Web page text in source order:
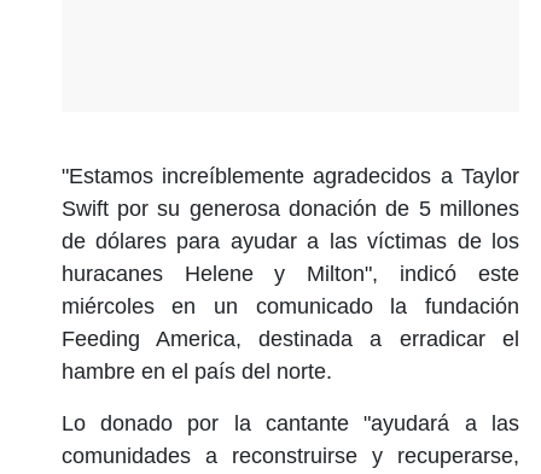
"Estamos increíblemente agradecidos a Taylor
Swift por su generosa donación de 5 millones
de dólares para ayudar a las víctimas de los
huracanes Helene y Milton", indicó este
miércoles en un comunicado la fundación
Feeding America, destinada a erradicar el
hambre en el país del norte.
Lo donado por la cantante "ayudará a las
comunidades a reconstruirse y recuperarse,